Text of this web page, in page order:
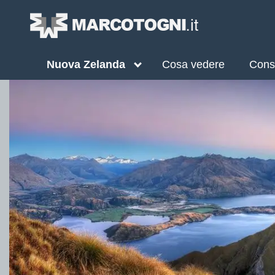
Nuova Zelanda Cosa vedere